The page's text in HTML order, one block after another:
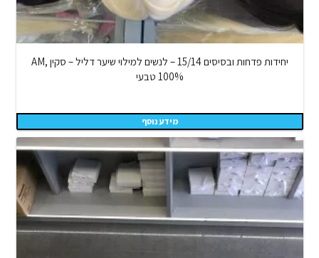
יחידות פדחות ובסיסים 15/14 – לנשים למילוי שיער דליל – סקין AM,
100% טבעי
מידע נוסף